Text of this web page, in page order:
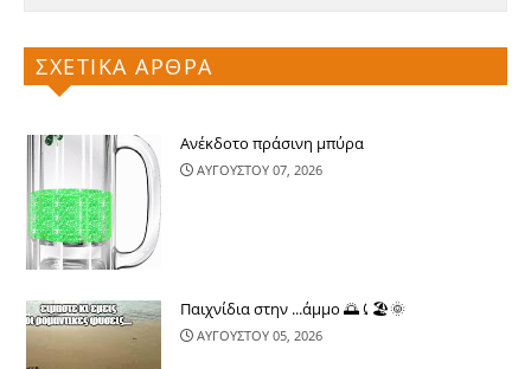
ΣΧΕΤΙΚΑ ΑΡΘΡΑ
Ανέκδοτο πράσινη μπύρα
ΑΥΓΟΥΣΤΟΥ 07, 2026
Παιχνίδια στην ...άμμο 🌅⤹🏖🌞
ΑΥΓΟΥΣΤΟΥ 05, 2026